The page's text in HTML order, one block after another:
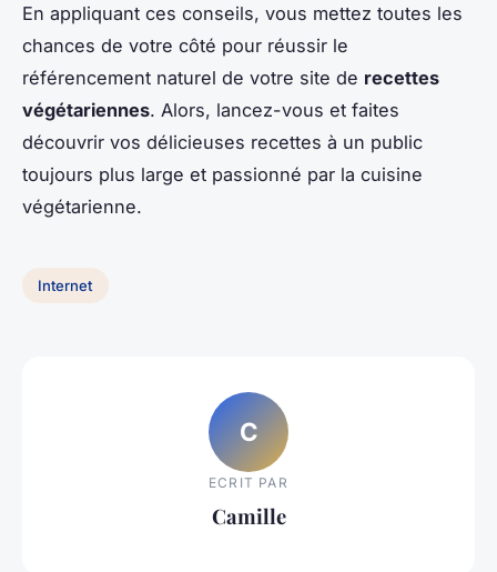
En appliquant ces conseils, vous mettez toutes les
chances de votre côté pour réussir le
référencement naturel de votre site de recettes
végétariennes. Alors, lancez-vous et faites
découvrir vos délicieuses recettes à un public
toujours plus large et passionné par la cuisine
végétarienne.
Internet
C
ECRIT PAR
Camille